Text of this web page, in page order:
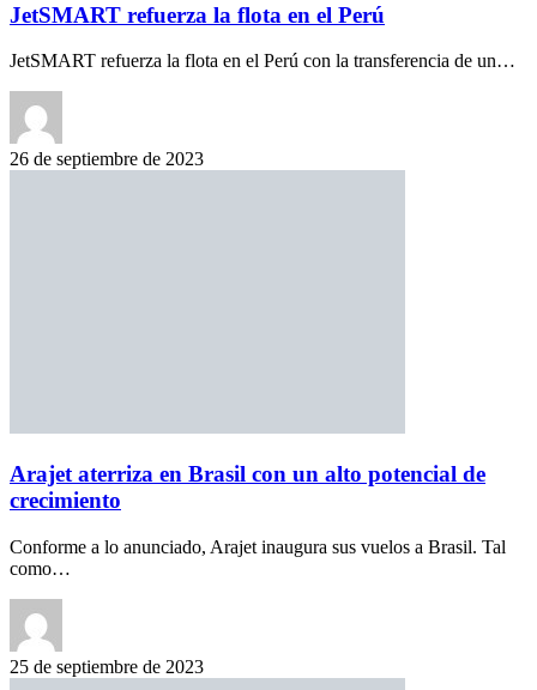
JetSMART refuerza la flota en el Perú
JetSMART refuerza la flota en el Perú con la transferencia de un…
26 de septiembre de 2023
Arajet aterriza en Brasil con un alto potencial de
crecimiento
Conforme a lo anunciado, Arajet inaugura sus vuelos a Brasil. Tal
como…
25 de septiembre de 2023